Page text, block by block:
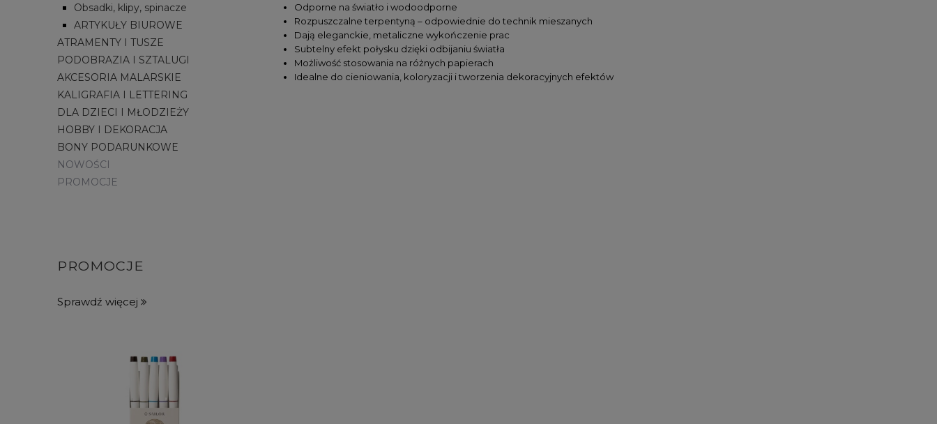
Obsadki, klipy, spinacze
ARTYKUŁY BIUROWE
ATRAMENTY I TUSZE
PODOBRAZIA I SZTALUGI
AKCESORIA MALARSKIE
KALIGRAFIA I LETTERING
DLA DZIECI I MŁODZIEŻY
HOBBY I DEKORACJA
BONY PODARUNKOWE
NOWOŚCI
PROMOCJE
PROMOCJE
Sprawdź więcej
Odporne na światło i wodoodporne
Rozpuszczalne terpentyną – odpowiednie do technik mieszanych
Dają eleganckie, metaliczne wykończenie prac
Subtelny efekt połysku dzięki odbijaniu światła
Możliwość stosowania na różnych papierach
Idealne do cieniowania, koloryzacji i tworzenia dekoracyjnych efektów